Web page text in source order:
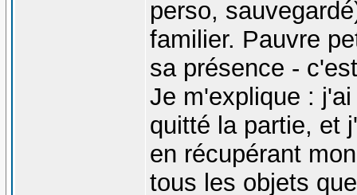
perso,
familier. Pauvre
sa présence -
Je m'explique :
quitté la partie, et
en récupérant
tous les objets